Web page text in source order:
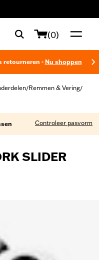
(0)
retourneren - Nu shoppen
/Remmen & Vering/
Controleer pasvorm
SLIDER